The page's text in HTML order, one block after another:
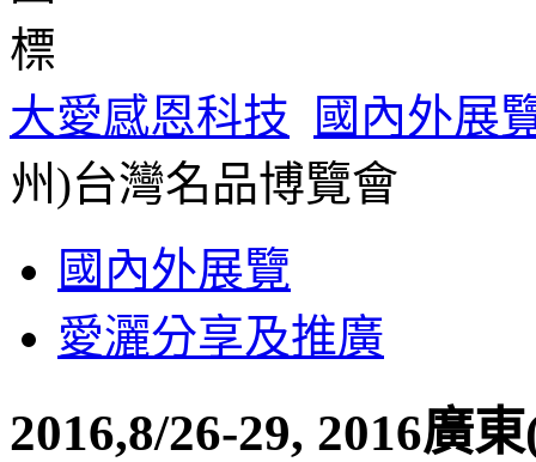
大愛感恩科技
國內外展
州)台灣名品博覽會
國內外展覽
愛灑分享及推廣
2016,8/26-29, 2016廣